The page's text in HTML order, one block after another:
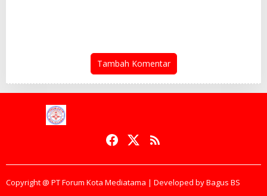
Tambah Komentar
Copyright @ PT Forum Kota Mediatama | Developed by Bagus BS